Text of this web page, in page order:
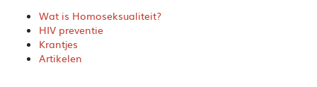
Wat is Homoseksualiteit?
HIV preventie
Krantjes
Artikelen